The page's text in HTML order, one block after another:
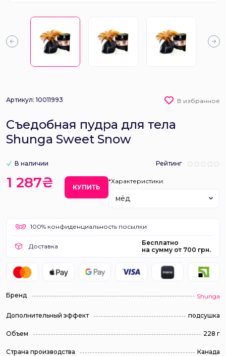
Артикул: 10011993 В избранное
Съедобная пудра для тела
Shunga Sweet Snow
В наличии Рейтинг
1 287₴ КУПИТЬ
*Характеристики:
мёд
100% конфиденциальность посылки
Доставка
Бесплатно
на сумму от 700 грн.
Бренд Shunga
Дополнительный эффект подсушка
Объем 228 г
Страна производства Канада